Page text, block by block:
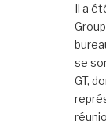
Il a
se
GT,